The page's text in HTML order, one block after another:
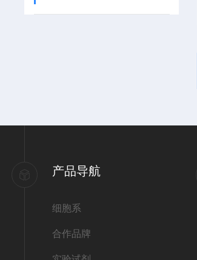
产品导航
细胞系
合作品牌